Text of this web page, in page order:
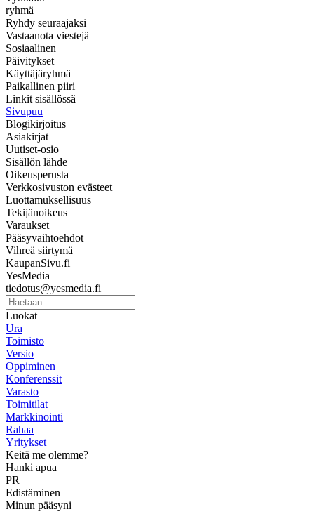
ryhmä
Ryhdy seuraajaksi
Vastaanota viestejä
Sosiaalinen
Päivitykset
Käyttäjäryhmä
Paikallinen piiri
Linkit sisällössä
Sivupuu
Blogikirjoitus
Asiakirjat
Uutiset-osio
Sisällön lähde
Oikeusperusta
Verkkosivuston evästeet
Luottamuksellisuus
Tekijänoikeus
Varaukset
Pääsyvaihtoehdot
Vihreä siirtymä
KaupanSivu.fi
YesMedia
tiedotus@yesmedia.fi
Luokat
Ura
Toimisto
Versio
Oppiminen
Konferenssit
Varasto
Toimitilat
Markkinointi
Rahaa
Yritykset
Keitä me olemme?
Hanki apua
PR
Edistäminen
Minun pääsyni